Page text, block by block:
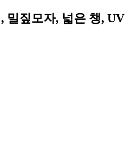
밀짚모자, 넓은 챙, UV